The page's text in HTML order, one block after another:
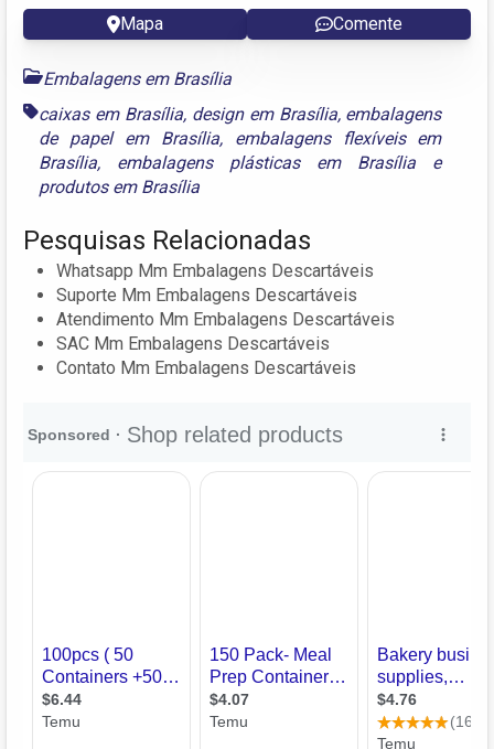
Mapa Comente
Embalagens em Brasília
caixas em Brasília, design em Brasília, embalagens
de papel em Brasília, embalagens flexíveis em
Brasília, embalagens plásticas em Brasília e
produtos em Brasília
Pesquisas Relacionadas
Whatsapp Mm Embalagens Descartáveis
Suporte Mm Embalagens Descartáveis
Atendimento Mm Embalagens Descartáveis
SAC Mm Embalagens Descartáveis
Contato Mm Embalagens Descartáveis